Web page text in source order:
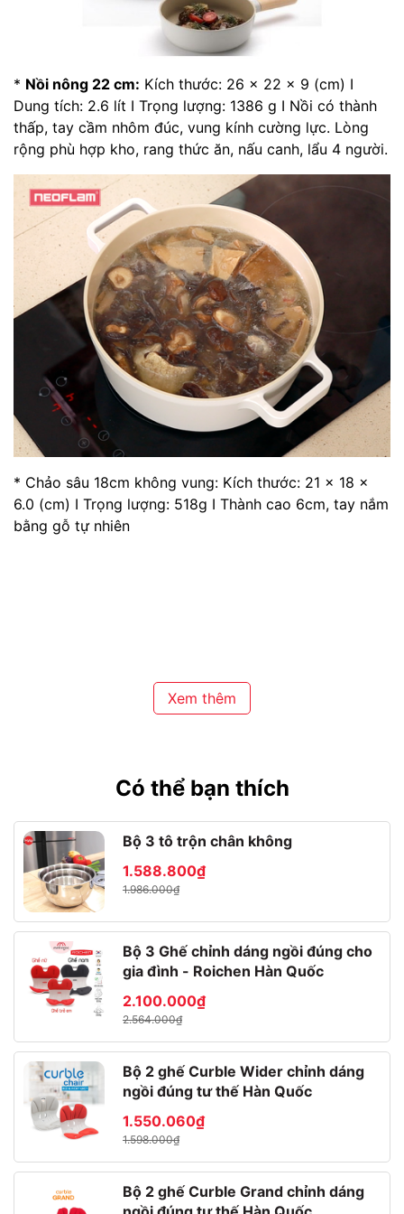
* Nồi nông 22 cm: Kích thước: 26 x 22 x 9 (cm) I
Dung tích: 2.6 lít I Trọng lượng: 1386 g I Nồi có thành
thấp, tay cầm nhôm đúc, vung kính cường lực. Lòng
rộng phù hợp kho, rang thức ăn, nấu canh, lẩu 4 người.
* Chảo sâu 18cm không vung: Kích thước: 21 x 18 x
6.0 (cm) I Trọng lượng: 518g I Thành cao 6cm, tay nắm
bằng gỗ tự nhiên
* Chảo sâu 26cm: Kích thước: 43 x 26 x 7.5 (cm) I
Trọng lượng: 941g I Thành cao 7.5cm, tay nắm bằng gỗ
tự nhiên. Chảo thành cao tới 7.5cm thoải mái đảo, trộn
thực phẩm, không lo văng thực phẩm ra ngoài.
Xem thêm
Có thể bạn thích
Bộ 3 tô trộn chân không
1.588.800₫
1.986.000₫
Bộ 3 Ghế chỉnh dáng ngồi đúng cho
gia đình - Roichen Hàn Quốc
2.100.000₫
2.564.000₫
Bộ 2 ghế Curble Wider chỉnh dáng
ngồi đúng tư thế Hàn Quốc
1.550.060₫
1.598.000₫
Bộ 2 ghế Curble Grand chỉnh dáng